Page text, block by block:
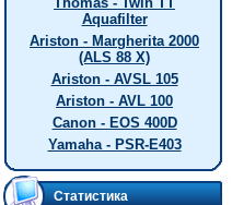
Aquafilter
Ariston - Margherita 2000
(ALS 88 X)
Ariston - AVSL 105
Ariston - AVL 100
Canon - EOS 400D
Yamaha - PSR-E403
Статистика